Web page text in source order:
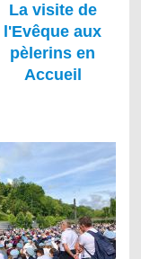
La visite de
l'Evêque aux
pèlerins en
Accueil